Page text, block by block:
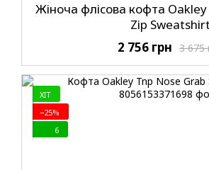
Жіноча флісова кофта
Zip Sweatshirt
3 675
2 756 грн
ХIT
−25%
6